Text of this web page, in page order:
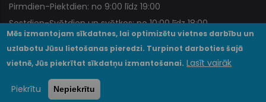
Pirmdien-Piektdien: no 9:00 līdz 19:00
Sestdien-Svētdien un svētkos: no 10:00 līdz 18:00
© VSIA NRC "Vaivari" 2025. Visas tiesības paturētas.
Mēs izmantojam sīkdatnes, lai optimizētu vietnes darbību un
uzlabotu Jūsu lietošanas pieredzi. Turpinot darboties šajā
vietnē, Jūs piekrītat sīkdatņu izmantošanai. Lasīt vairāk
Piekrītu Nepiekrītu